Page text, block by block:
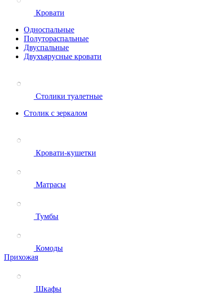
Кровати
Односпальные
Полутораспальные
Двуспальные
Двухъярусные кровати
Столики туалетные
Столик с зеркалом
Кровати-кушетки
Матрасы
Тумбы
Комоды
Прихожая
Шкафы